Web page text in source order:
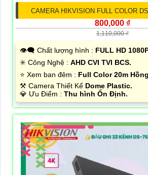
CAMERA HIKVISION FULL COLOR
800,000 ₫
1,110,000 ₫
👁️‍🗨 Chất lượng hình : FULL HD
✳️ Công Nghệ : AHD CVI TVI BCS.
⭐ Xem ban đêm : Full Color 20m
⚒ Camera Thiết Kế Dome Plastic.
️💎 Ưu Điểm : Thu hình Ổn Định.